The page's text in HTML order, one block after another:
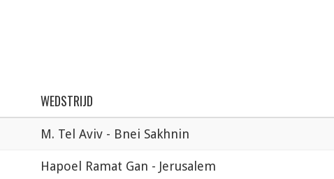
WEDSTRIJD
M. Tel Aviv - Bnei Sakhnin
Hapoel Ramat Gan - Jerusalem